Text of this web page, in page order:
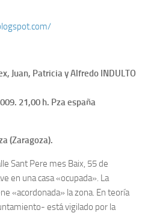
Juan, Patricia y Alfredo INDULTO
21,00 h. Pza españa
(Zaragoza).
Sant Pere mes Baix, 55 de
en una casa «ocupada». La
«acordonada» la zona. En teoría
está vigilado por la